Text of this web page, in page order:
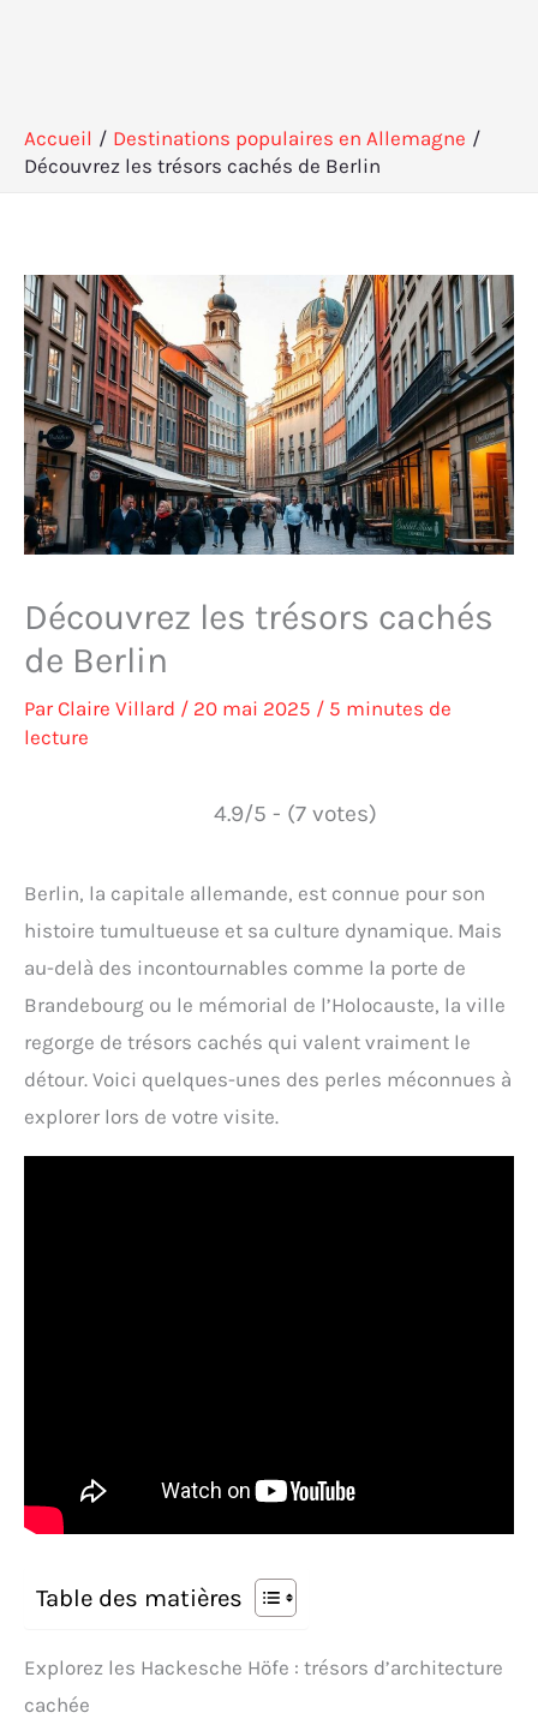
Accueil
Destinations populaires en Allemagne
Découvrez les trésors cachés de Berlin
Découvrez les trésors cachés
de Berlin
ParClaire Villard / 20 mai 2025 / 5 minutes de
lecture
4.9/5 - (7 votes)
Berlin, la capitale allemande, est connue pour son
histoire tumultueuse et sa culture dynamique. Mais
au-delà des incontournables comme la porte de
Brandebourg ou le mémorial de l’Holocauste, la ville
regorge de trésors cachés qui valent vraiment le
détour. Voici quelques-unes des perles méconnues à
explorer lors de votre visite.
Table des matières
Explorez les Hackesche Höfe : trésors d’architecture
cachée